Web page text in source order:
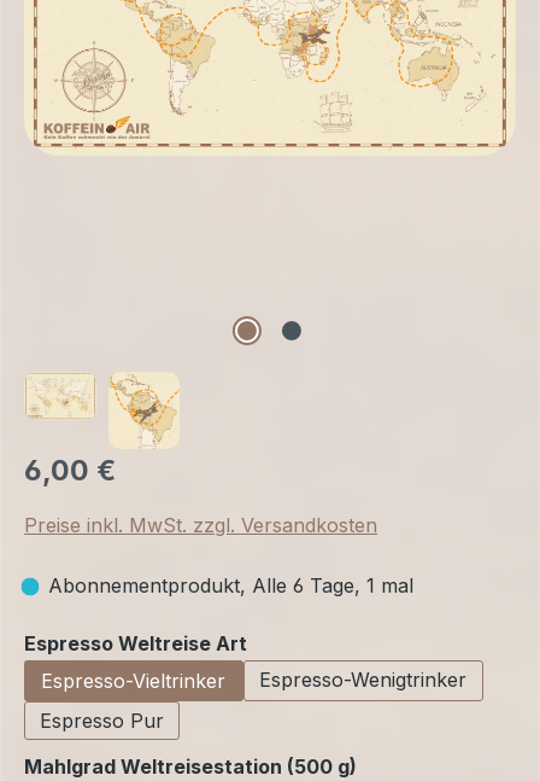
6,00 €
Preise inkl. MwSt. zzgl. Versandkosten
Abonnementprodukt, Alle 6 Tage, 1 mal
Espresso Weltreise Art
Espresso-Vieltrinker
Espresso-Wenigtrinker
Espresso Pur
Mahlgrad Weltreisestation (500 g)